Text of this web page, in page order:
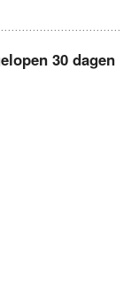
30 dagen